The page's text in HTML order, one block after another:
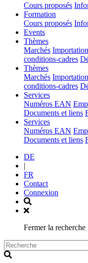
Cours proposés
Formation
Cours proposés
Events(current)
Thèmes(current)
Marchés
conditions-cadres
Thèmes(current)
Marchés
conditions-cadres
Services(current)
Numéros EAN
Documents et liens
Services(current)
Numéros EAN
Documents et liens
DE
|
FR
Contact
Connexion
Fermer la recherche